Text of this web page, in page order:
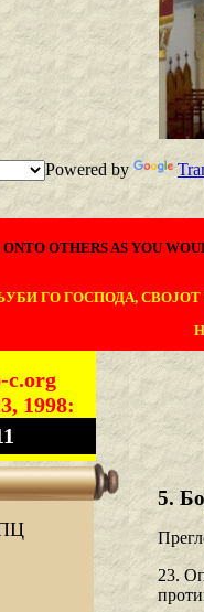
Powered by
ONTO OTHERS AS YOU
ГО ГОСПОДА, СВОЈОТ
c.org
1998:
5.
23.